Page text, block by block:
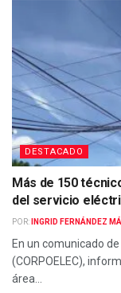
DESTACADO
Más de 150
del servicio
POR: INGRID FERNÁNDEZ
En un comunicado
(CORPOELEC),
área...